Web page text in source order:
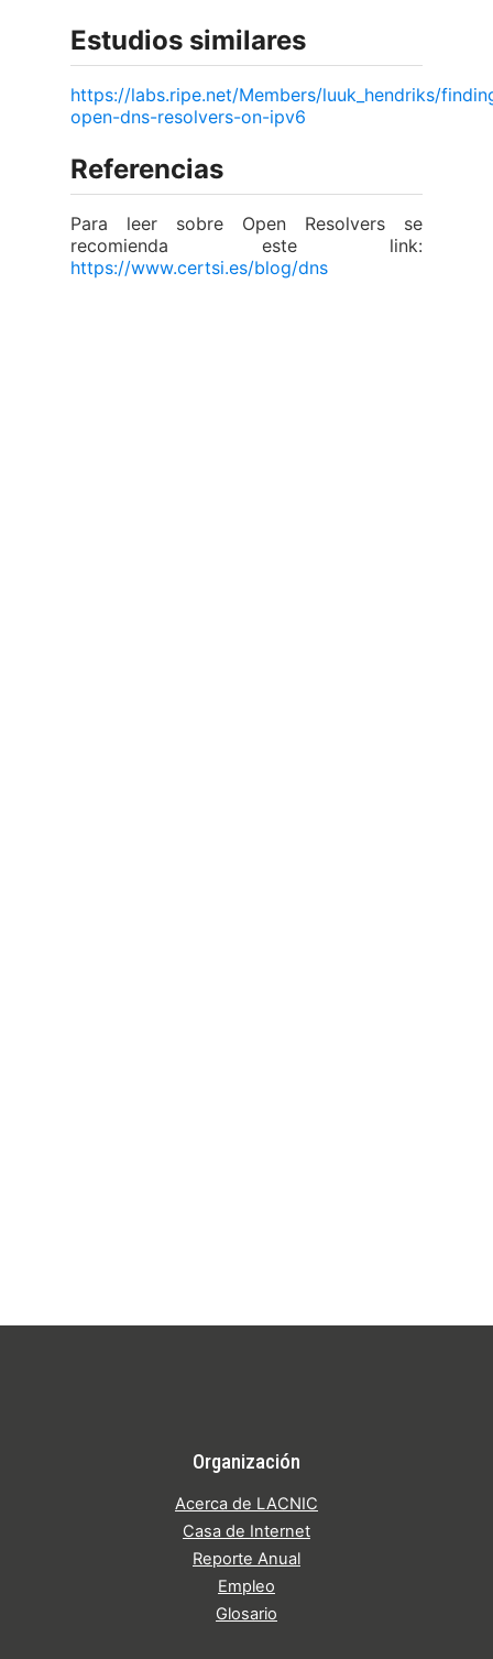
Estudios similares
https://labs.ripe.net/Members/luuk_hendriks/
open-dns-resolvers-on-ipv6
Referencias
Para leer sobre Open Resolvers se
recomienda este link:
https://www.certsi.es/blog/dns
Organización
Acerca de LACNIC
Casa de Internet
Reporte Anual
Empleo
Glosario